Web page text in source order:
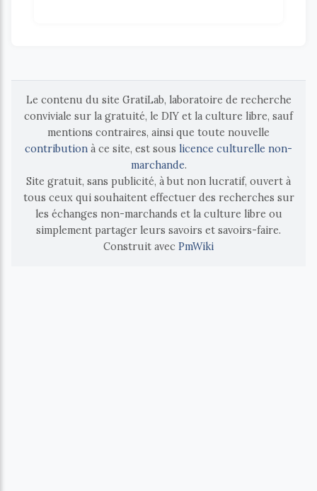
Le contenu du site GratiLab, laboratoire de recherche
conviviale sur la gratuité, le DIY et la culture libre, sauf
mentions contraires, ainsi que toute nouvelle
contribution à ce site, est sous licence culturelle non-
marchande.
Site gratuit, sans publicité, à but non lucratif, ouvert à
tous ceux qui souhaitent effectuer des recherches sur
les échanges non-marchands et la culture libre ou
simplement partager leurs savoirs et savoirs-faire.
Construit avec PmWiki